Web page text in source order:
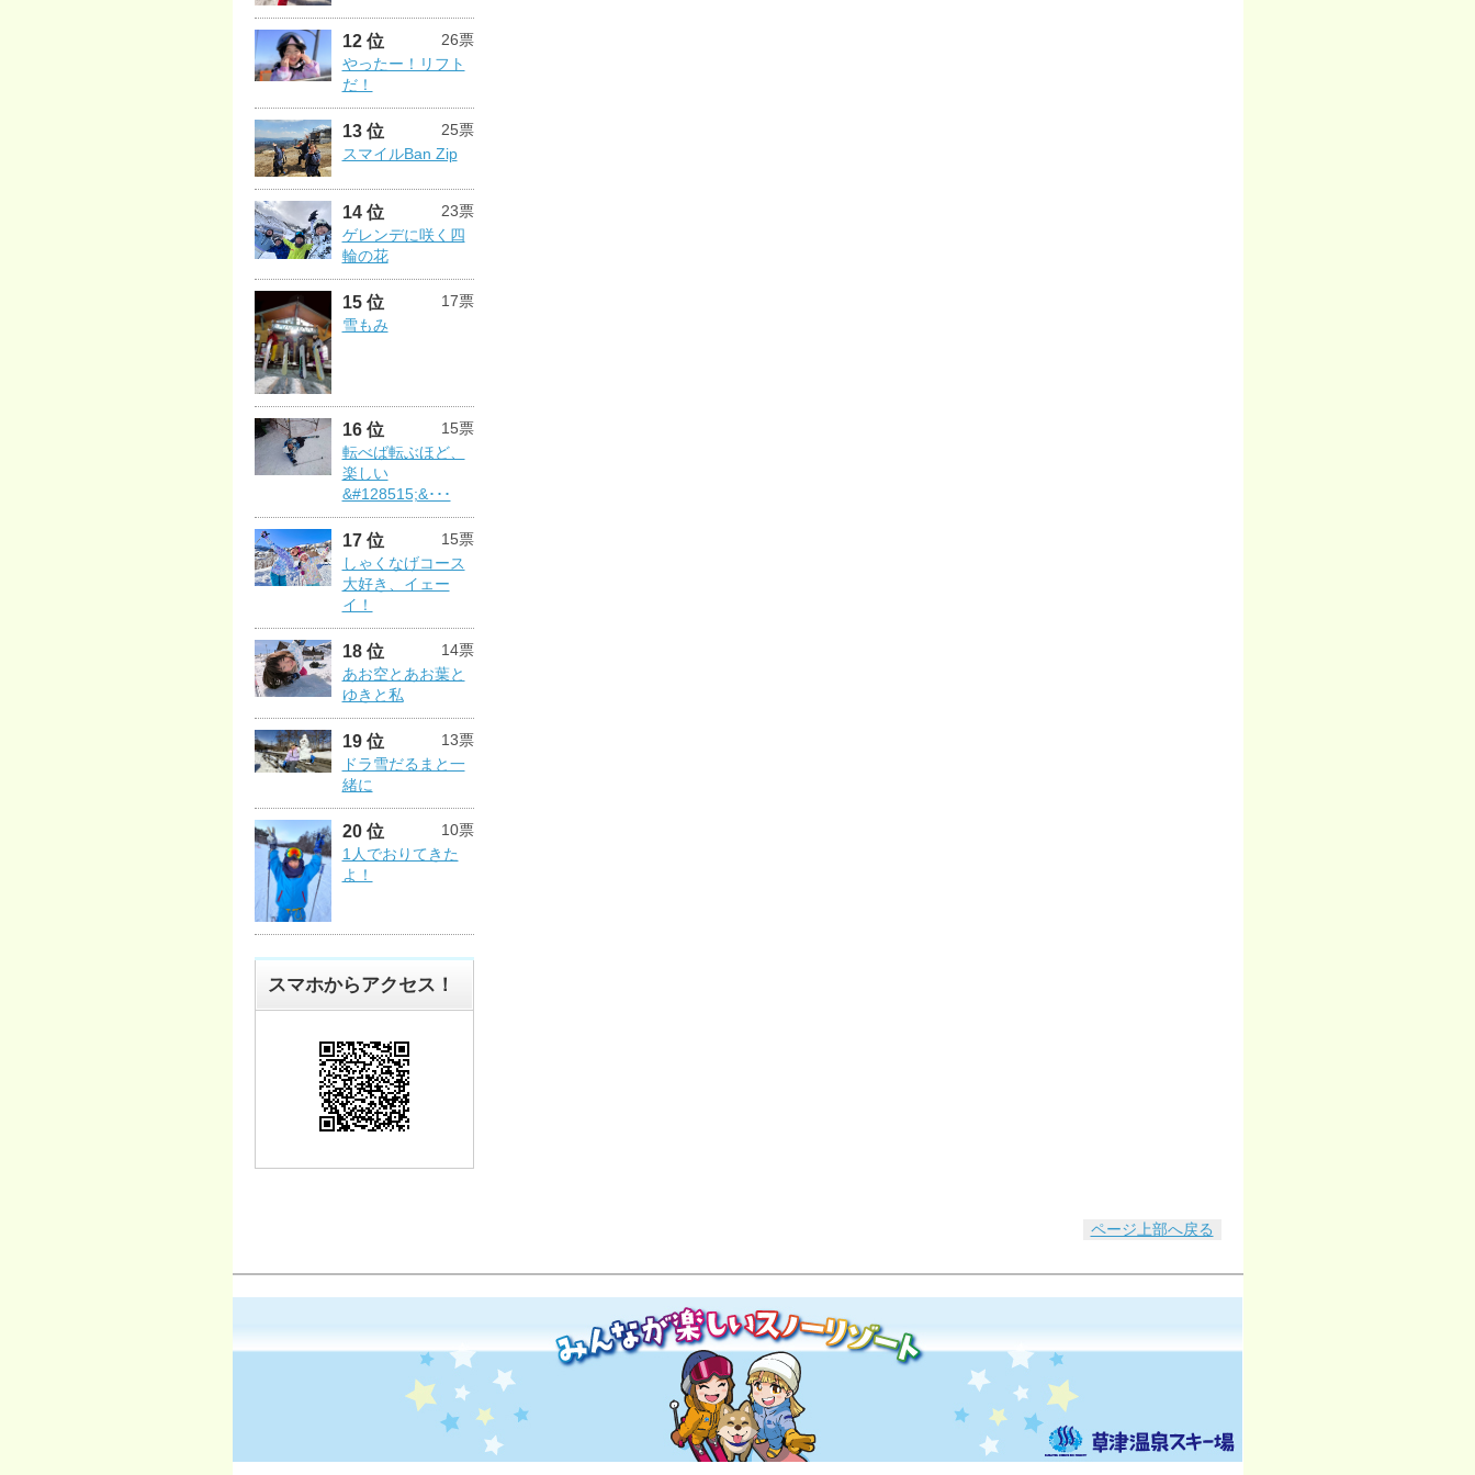
12 位
26票
やったー！リフト
だ！
13 位
25票
スマイルBan Zip
14 位
23票
ゲレンデに咲く四
輪の花
15 位
17票
雪もみ
16 位
15票
転べば転ぶほど、
楽しい
&#128515;&･･･
17 位
15票
しゃくなげコース
大好き、イェー
イ！
18 位
14票
あお空とあお葉と
ゆきと私
19 位
13票
ドラ雪だるまと一
緒に
20 位
10票
1人でおりてきた
よ！
スマホからアクセス！
ページ上部へ戻る